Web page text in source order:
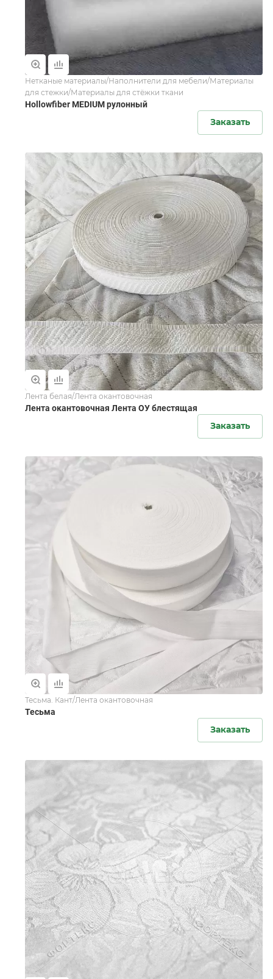
Нетканые материалы/Наполнители для мебели/Материалы
для стежки/Материалы для стёжки ткани
Hollowfiber MEDIUM рулонный
Заказать
Лента белая/Лента окантовочная
Лента окантовочная Лента ОУ блестящая
Заказать
Тесьма. Кант/Лента окантовочная
Тесьма
Заказать